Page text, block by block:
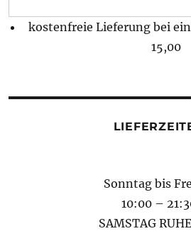
kostenfreie Lieferung bei
15,00
Sonntag bis
10:00 –
SAMSTAG